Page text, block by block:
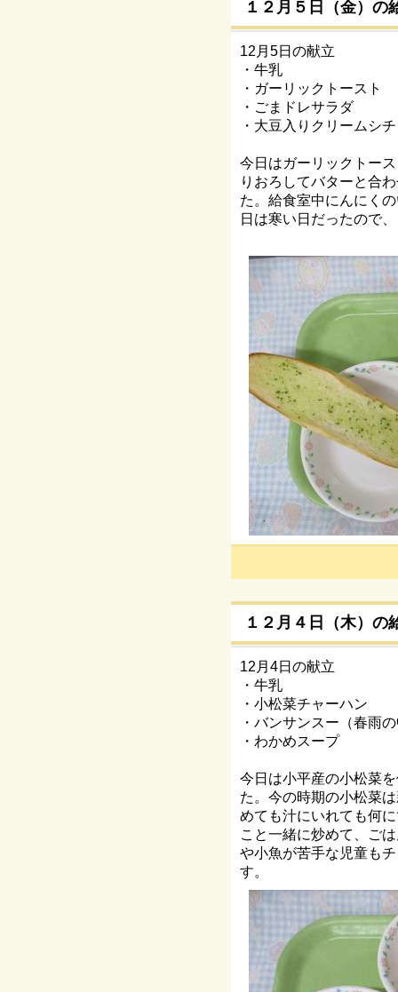
１２月５日（金）の
12月5日の献立
・牛乳
・ガーリックトースト
・ごまドレサラダ
・大豆入りクリームシ
今日はガーリックトー
りおろしてバターと合
た。給食室中にんにく
日は寒い日だったので
１２月４日（木）の
12月4日の献立
・牛乳
・小松菜チャーハン
・バンサンスー（春雨
・わかめスープ
今日は小平産の小松菜
た。今の時期の小松菜
めても汁にいれても何
こと一緒に炒めて、ご
や小魚が苦手な児童も
す。